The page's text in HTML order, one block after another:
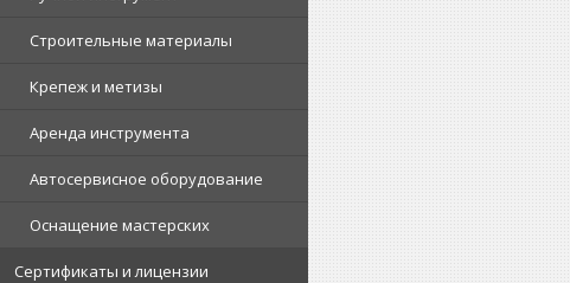
Строительные материалы
Крепеж и метизы
Аренда инструмента
Автосервисное оборудование
Оснащение мастерских
Сертификаты и лицензии